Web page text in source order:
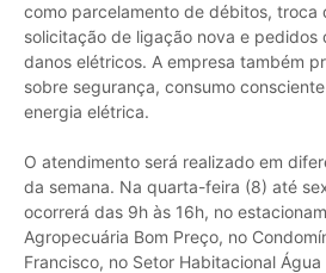
como parcelamento de débitos, troca
solicitação de ligação nova e pedidos
danos elétricos. A empresa também
sobre segurança, consumo
energia elétrica.
O atendimento será realizado em
da semana. Na quarta-feira (8) até
ocorrerá das 9h às 16h, no
Agropecuária Bom Preço, no
Francisco, no Setor Habitacional Água